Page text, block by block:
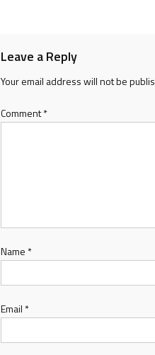
Leave a Reply
Your email address will not be
Comment*
Name *
Email *